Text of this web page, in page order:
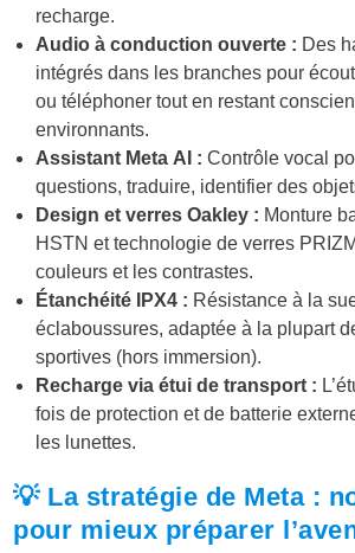
recharge.
Audio à conduction ouverte : Des
intégrés dans les branches pour
ou téléphoner tout en restant
environnants.
Assistant Meta AI : Contrôle vocal
questions, traduire, identifier des
Design et verres Oakley : Monture
HSTN et technologie de verres
couleurs et les contrastes.
Étanchéité IPX4 : Résistance à la
éclaboussures, adaptée à la plupart
sportives (hors immersion).
Recharge via étui de transport :
fois de protection et de batterie
les lunettes.
💡 La stratégie de Meta :
pour mieux préparer